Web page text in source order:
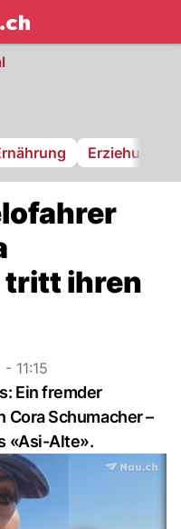
NAU.ch
Erziehung
tritt ihren
11:15
Ein fremder
Schumacher –
«Asi-Alte».